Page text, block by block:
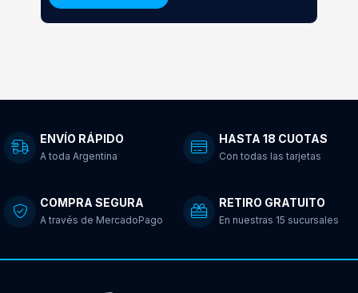
ENVÍO RÁPIDO
A toda Argentina
HASTA 18 CUOTAS
Con todas las tarjetas
COMPRA SEGURA
A través de MercadoPago
RETIRO GRATUITO
En nuestras 15 sucursales